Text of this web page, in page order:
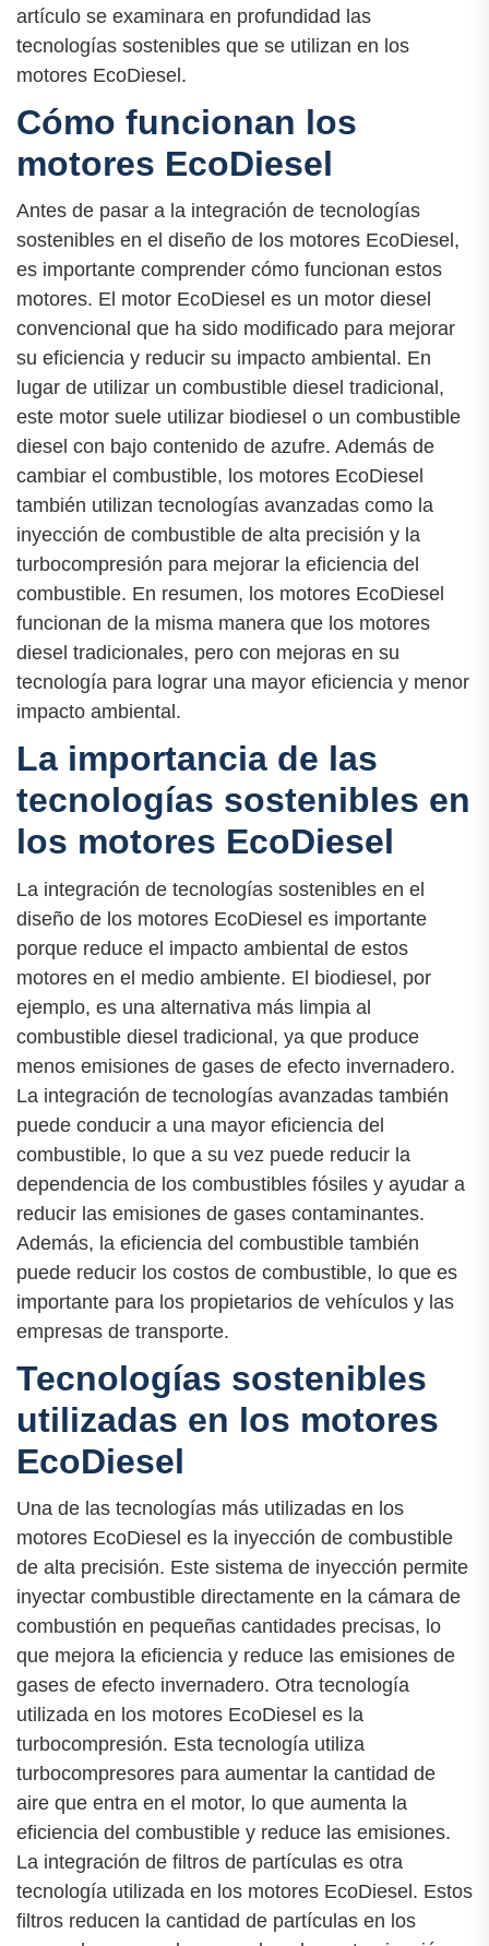
artículo se examinara en profundidad las
tecnologías sostenibles que se utilizan en los
motores EcoDiesel.
Cómo funcionan los
motores EcoDiesel
Antes de pasar a la integración de tecnologías
sostenibles en el diseño de los motores EcoDiesel,
es importante comprender cómo funcionan estos
motores. El motor EcoDiesel es un motor diesel
convencional que ha sido modificado para mejorar
su eficiencia y reducir su impacto ambiental. En
lugar de utilizar un combustible diesel tradicional,
este motor suele utilizar biodiesel o un combustible
diesel con bajo contenido de azufre. Además de
cambiar el combustible, los motores EcoDiesel
también utilizan tecnologías avanzadas como la
inyección de combustible de alta precisión y la
turbocompresión para mejorar la eficiencia del
combustible. En resumen, los motores EcoDiesel
funcionan de la misma manera que los motores
diesel tradicionales, pero con mejoras en su
tecnología para lograr una mayor eficiencia y menor
impacto ambiental.
La importancia de las
tecnologías sostenibles en
los motores EcoDiesel
La integración de tecnologías sostenibles en el
diseño de los motores EcoDiesel es importante
porque reduce el impacto ambiental de estos
motores en el medio ambiente. El biodiesel, por
ejemplo, es una alternativa más limpia al
combustible diesel tradicional, ya que produce
menos emisiones de gases de efecto invernadero.
La integración de tecnologías avanzadas también
puede conducir a una mayor eficiencia del
combustible, lo que a su vez puede reducir la
dependencia de los combustibles fósiles y ayudar a
reducir las emisiones de gases contaminantes.
Además, la eficiencia del combustible también
puede reducir los costos de combustible, lo que es
importante para los propietarios de vehículos y las
empresas de transporte.
Tecnologías sostenibles
utilizadas en los motores
EcoDiesel
Una de las tecnologías más utilizadas en los
motores EcoDiesel es la inyección de combustible
de alta precisión. Este sistema de inyección permite
inyectar combustible directamente en la cámara de
combustión en pequeñas cantidades precisas, lo
que mejora la eficiencia y reduce las emisiones de
gases de efecto invernadero. Otra tecnología
utilizada en los motores EcoDiesel es la
turbocompresión. Esta tecnología utiliza
turbocompresores para aumentar la cantidad de
aire que entra en el motor, lo que aumenta la
eficiencia del combustible y reduce las emisiones.
La integración de filtros de partículas es otra
tecnología utilizada en los motores EcoDiesel. Estos
filtros reducen la cantidad de partículas en los